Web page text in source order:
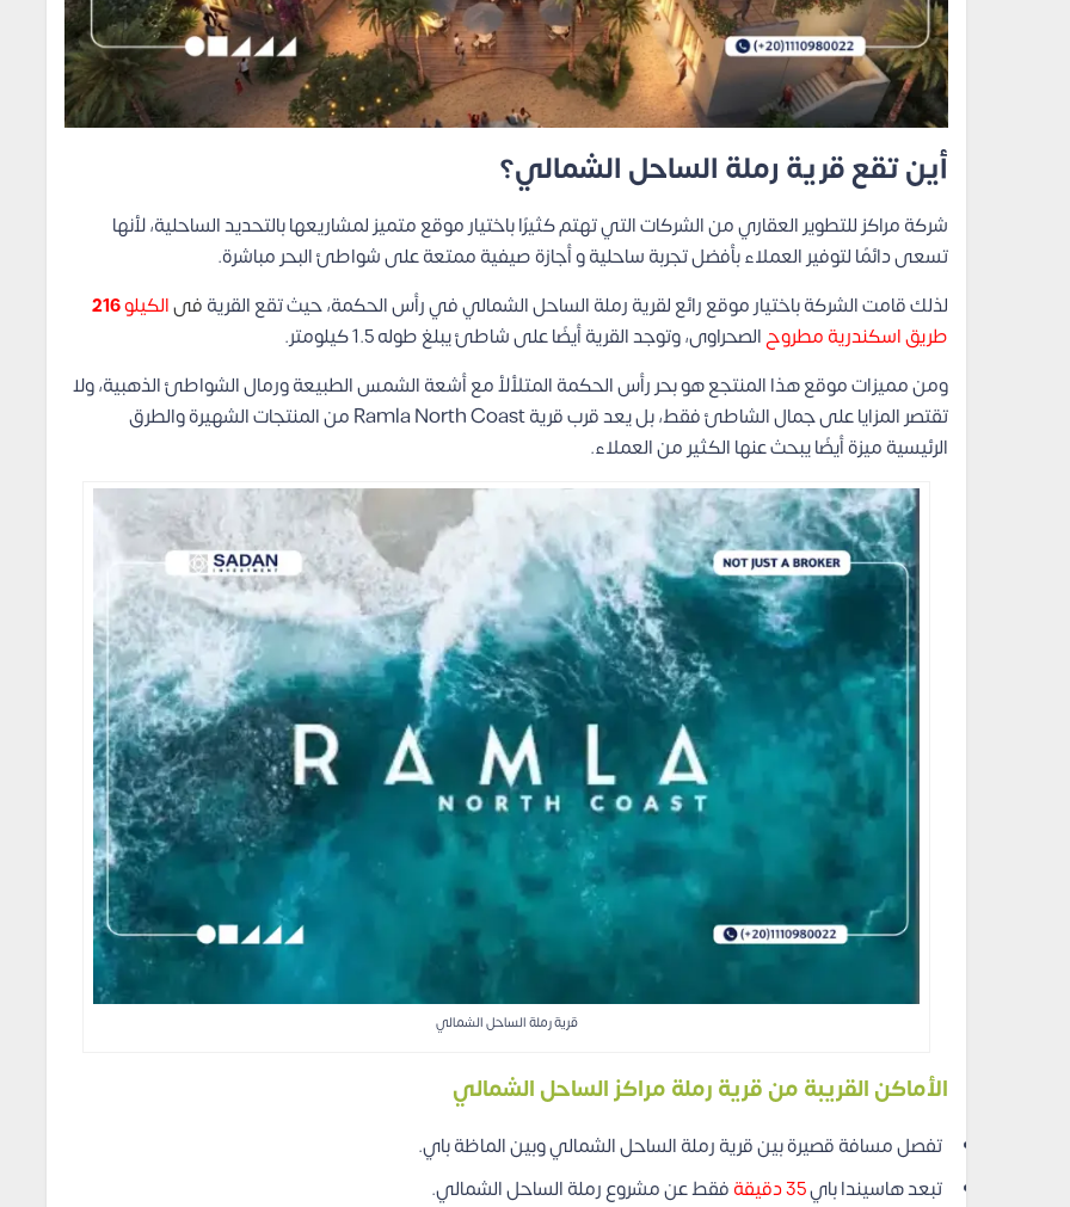
أين تقع قرية رملة الساحل الشمالي؟
شركة مراكز للتطوير العقاري من الشركات التي تهتم كثيرًا باختيار موقع متميز لمشاريعها بالتحديد الساحلية، لأنها
تسعى دائمًا لتوفير العملاء بأفضل تجربة ساحلية و أجازة صيفية ممتعة على شواطئ البحر مباشرة.
لذلك قامت الشركة باختيار موقع رائع لقرية رملة الساحل الشمالي في رأس الحكمة، حيث تقع القريةفىالكيلو216
طريق اسكندرية مطروحالصحراوى، وتوجد القرية أيضًا على شاطئ يبلغ طوله 1.5 كيلومتر.
ومن مميزات موقع هذا المنتجع هو بحر رأس الحكمة المتلألأ مع أشعة الشمس الطبيعة ورمال الشواطئ الذهبية، ولا
تقتصر المزايا على جمال الشاطئ فقط، بل يعد قرب قرية Ramla North Coast من المنتجات الشهيرة والطرق
الرئيسية ميزة أيضًا يبحث عنها الكثير من العملاء.
قرية رملة الساحل الشمالي
الأماكن القريبة من قرية رملة مراكز الساحل الشمالي
تفصل مسافة قصيرة بين قرية رملة الساحل الشمالي وبين الماظة باي.
تبعد هاسيندا باي35 دقيقة فقط عن مشروع رملة الساحل الشمالي.